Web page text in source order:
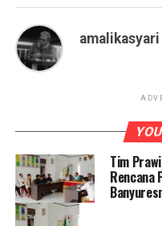
amalikasyari
Tim
Rencana